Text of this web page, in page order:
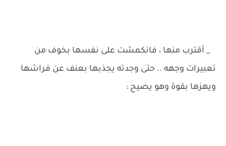
_ أقترب منها ، فانكمشت على نفسها بخوف من
تعبيرات وجهه .. حتى وجدته يجذبها بعنف عن فراشها
ويهزها بقوة وهو يصيح :